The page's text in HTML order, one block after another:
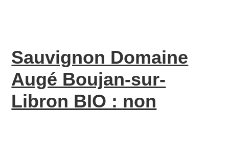
Sauvignon Domaine
Augé Boujan-sur-
Libron BIO : non